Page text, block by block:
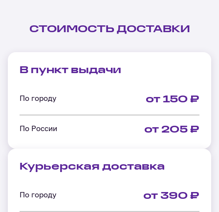
СТОИМОСТЬ ДОСТАВКИ
В пункт выдачи
По городу от 150 ₽
По России от 205 ₽
Курьерская доставка
По городу от 390 ₽